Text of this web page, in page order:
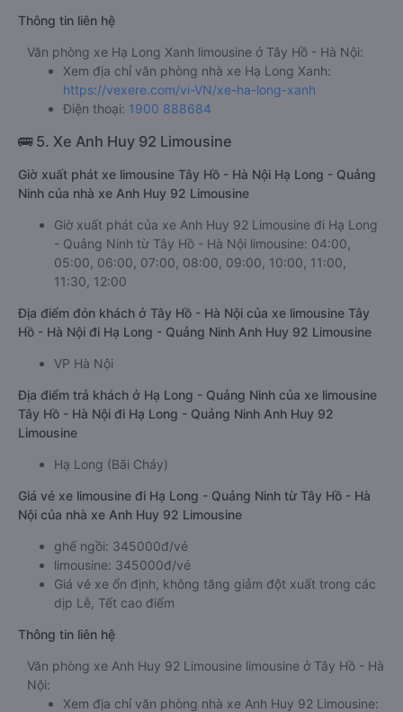
Thông tin liên hệ
Văn phòng xe Hạ Long Xanh limousine ở Tây Hồ - Hà Nội:
Xem địa chỉ văn phòng nhà xe Hạ Long Xanh:
https://vexere.com/vi-VN/xe-ha-long-xanh
Điện thoại: 1900 888684
🚌 5. Xe Anh Huy 92 Limousine
Giờ xuất phát xe limousine Tây Hồ - Hà Nội Hạ Long - Quảng
Ninh của nhà xe Anh Huy 92 Limousine
Giờ xuất phát của xe Anh Huy 92 Limousine đi Hạ Long
- Quảng Ninh từ Tây Hồ - Hà Nội limousine: 04:00,
05:00, 06:00, 07:00, 08:00, 09:00, 10:00, 11:00,
11:30, 12:00
Địa điểm đón khách ở Tây Hồ - Hà Nội của xe limousine Tây
Hồ - Hà Nội đi Hạ Long - Quảng Ninh Anh Huy 92 Limousine
VP Hà Nội
Địa điểm trả khách ở Hạ Long - Quảng Ninh của xe limousine
Tây Hồ - Hà Nội đi Hạ Long - Quảng Ninh Anh Huy 92
Limousine
Hạ Long (Bãi Cháy)
Giá vé xe limousine đi Hạ Long - Quảng Ninh từ Tây Hồ - Hà
Nội của nhà xe Anh Huy 92 Limousine
ghế ngồi: 345000đ/vé
limousine: 345000đ/vé
Giá vé xe ổn định, không tăng giảm đột xuất trong các
dịp Lễ, Tết cao điểm
Thông tin liên hệ
Văn phòng xe Anh Huy 92 Limousine limousine ở Tây Hồ - Hà
Nội:
Xem địa chỉ văn phòng nhà xe Anh Huy 92 Limousine: